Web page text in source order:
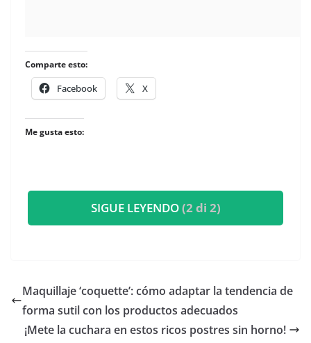
Comparte esto:
Facebook X
Me gusta esto:
SIGUE LEYENDO(2 di 2)
​Maquillaje ‘coquette’: cómo adaptar la tendencia de
forma sutil con los productos adecuados
​¡Mete la cuchara en estos ricos postres sin horno!